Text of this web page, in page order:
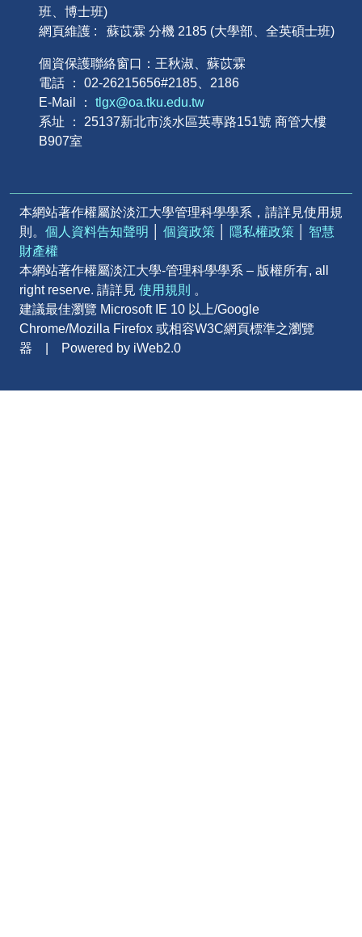
班、博士班)
網頁維護 : 蘇苡霖 分機 2185 (大學部、全英碩士班)
個資保護聯絡窗口：王秋淑、蘇苡霖
電話 ： 02-26215656#2185、2186
E-Mail ： tlgx@oa.tku.edu.tw
系址 ： 25137新北市淡水區英專路151號 商管大樓
B907室
本網站著作權屬於淡江大學管理科學學系，請詳見使用規
則。 個人資料告知聲明 個資政策 隱私權政策
智慧
財產權
本網站著作權屬淡江大學-管理科學學系 – 版權所有, all
right reserve. 請詳見 使用規則 。
建議最佳瀏覽 Microsoft IE 10 以上/Google
Chrome/Mozilla Firefox 或相容W3C網頁標準之瀏覽
器 | Powered by iWeb2.0